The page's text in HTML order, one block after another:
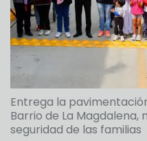
Entrega la
Barrio de La Magdalena,
seguridad de las familias